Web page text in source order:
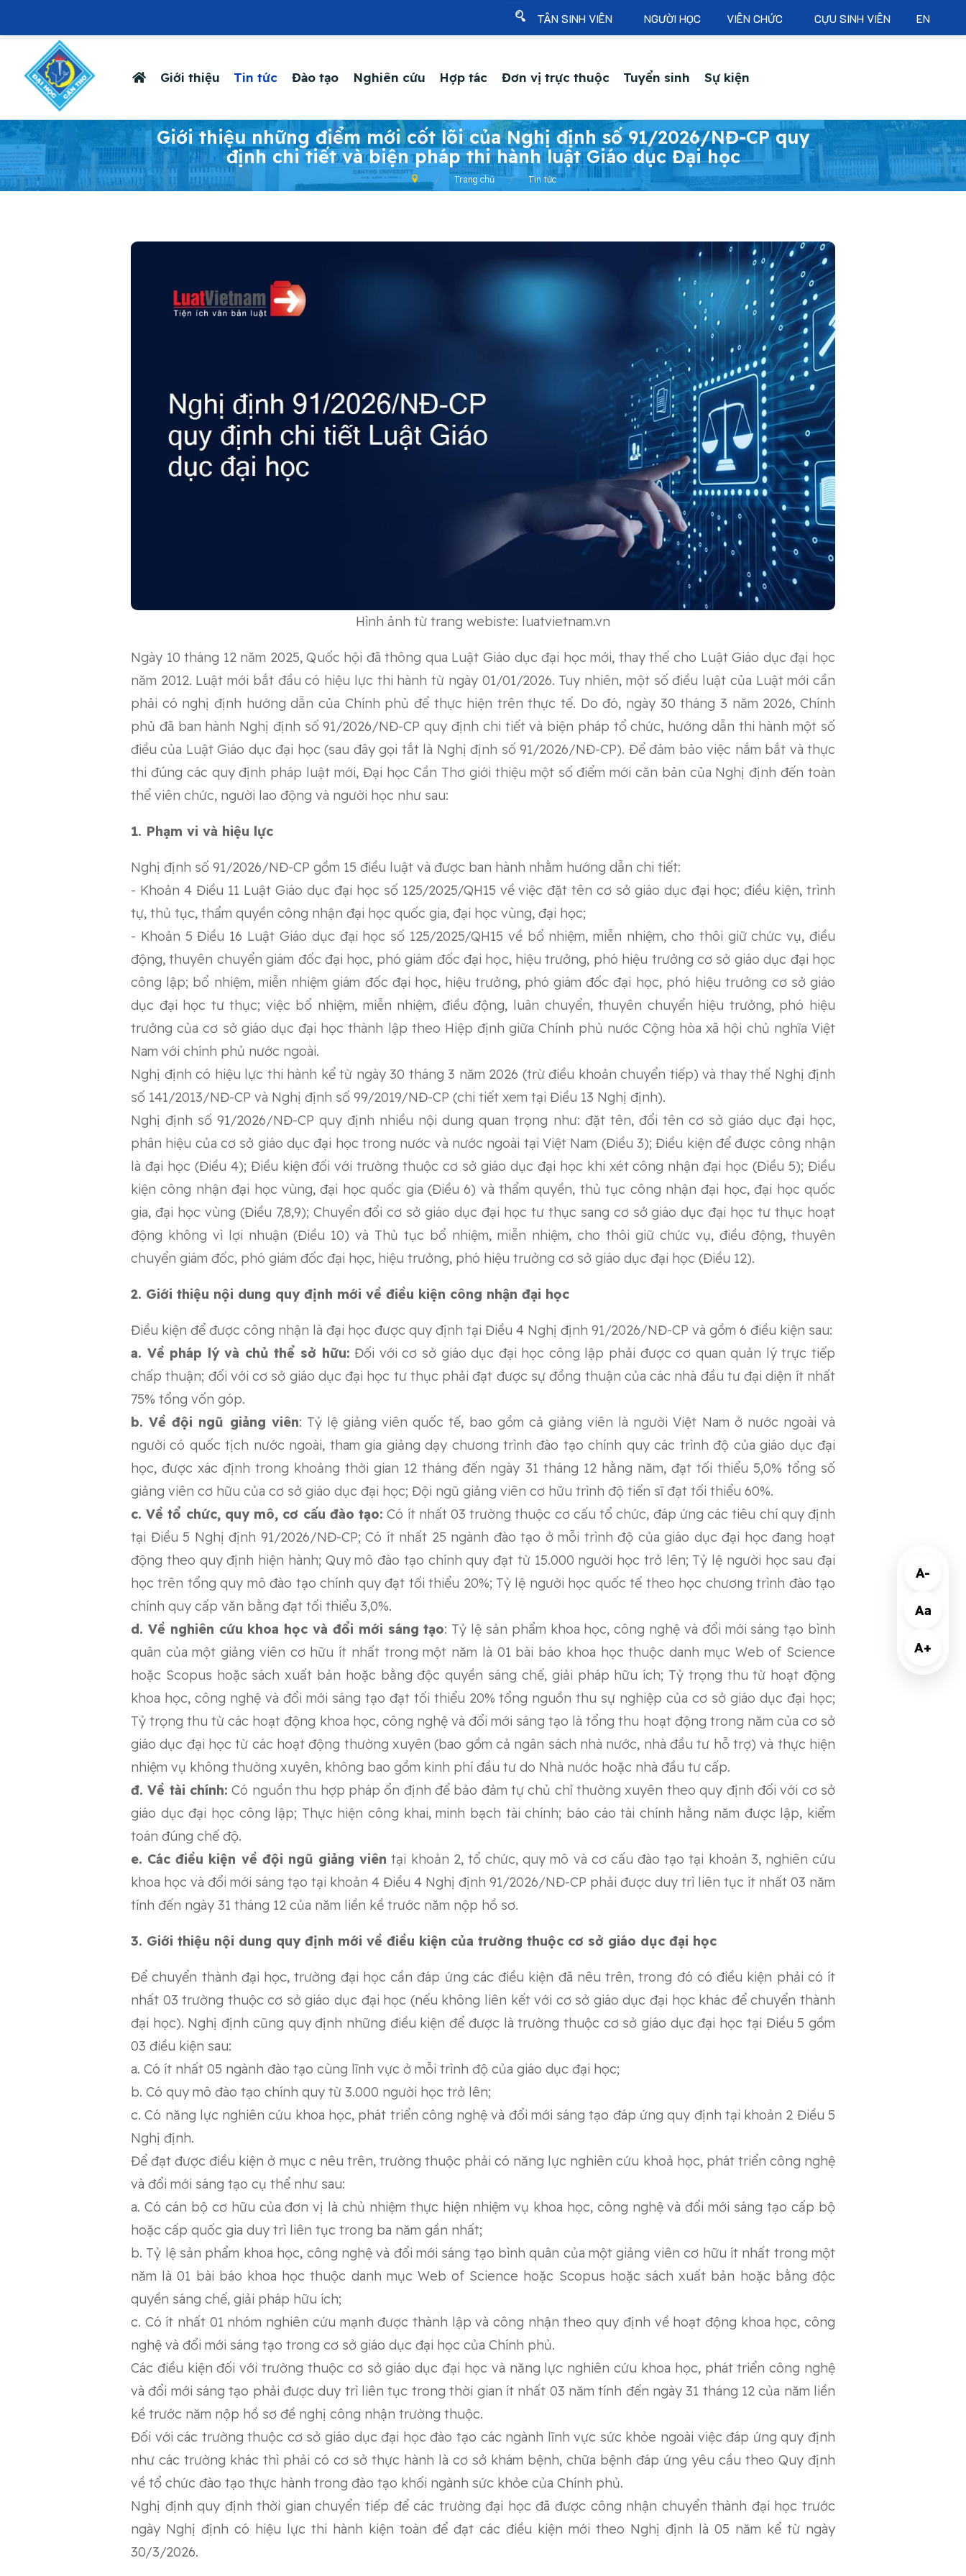
A-
Aa
A+
TÂN SINH VIÊN NGƯỜI HỌC VIÊN CHỨC CỰU SINH VIÊN EN
Giới thiệu Tin tức Đào tạo Nghiên cứu Hợp tác Đơn vị trực thuộc Tuyển sinh Sự kiện
-
Giới thiệu những điểm mới cốt lõi của Nghị định số 91/2026/NĐ-CP quy
định chi tiết và biện pháp thi hành luật Giáo dục Đại học
Trang chủ Tin tức
Hình ảnh từ trang webiste: luatvietnam.vn
Ngày 10 tháng 12 năm 2025, Quốc hội đã thông qua Luật Giáo dục đại học mới, thay thế cho Luật Giáo dục đại học
năm 2012. Luật mới bắt đầu có hiệu lực thi hành từ ngày 01/01/2026. Tuy nhiên, một số điều luật của Luật mới cần
phải có nghị định hướng dẫn của Chính phủ để thực hiện trên thực tế. Do đó, ngày 30 tháng 3 năm 2026, Chính
phủ đã ban hành Nghị định số 91/2026/NĐ-CP quy định chi tiết và biện pháp tổ chức, hướng dẫn thi hành một số
điều của Luật Giáo dục đại học (sau đây gọi tắt là Nghị định số 91/2026/NĐ-CP). Để đảm bảo việc nắm bắt và thực
thi đúng các quy định pháp luật mới, Đại học Cần Thơ giới thiệu một số điểm mới căn bản của Nghị định đến toàn
thể viên chức, người lao động và người học như sau:
1. Phạm vi và hiệu lực
Nghị định số 91/2026/NĐ-CP gồm 15 điều luật và được ban hành nhằm hướng dẫn chi tiết:
- Khoản 4 Điều 11 Luật Giáo dục đại học số 125/2025/QH15 về việc đặt tên cơ sở giáo dục đại học; điều kiện, trình
tự, thủ tục, thẩm quyền công nhận đại học quốc gia, đại học vùng, đại học;
- Khoản 5 Điều 16 Luật Giáo dục đại học số 125/2025/QH15 về bổ nhiệm, miễn nhiệm, cho thôi giữ chức vụ, điều
động, thuyên chuyển giám đốc đại học, phó giám đốc đại học, hiệu trưởng, phó hiệu trưởng cơ sở giáo dục đại học
công lập; bổ nhiệm, miễn nhiệm giám đốc đại học, hiệu trưởng, phó giám đốc đại học, phó hiệu trưởng cơ sở giáo
dục đại học tư thục; việc bổ nhiệm, miễn nhiệm, điều động, luân chuyển, thuyên chuyển hiệu trưởng, phó hiệu
trưởng của cơ sở giáo dục đại học thành lập theo Hiệp định giữa Chính phủ nước Cộng hòa xã hội chủ nghĩa Việt
Nam với chính phủ nước ngoài.
Nghị định có hiệu lực thi hành kể từ ngày 30 tháng 3 năm 2026 (trừ điều khoản chuyển tiếp) và thay thế Nghị định
số 141/2013/NĐ-CP và Nghị định số 99/2019/NĐ-CP (chi tiết xem tại Điều 13 Nghị định).
Nghị định số 91/2026/NĐ-CP quy định nhiều nội dung quan trọng như: đặt tên, đổi tên cơ sở giáo dục đại học,
phân hiệu của cơ sở giáo dục đại học trong nước và nước ngoài tại Việt Nam (Điều 3); Điều kiện để được công nhận
là đại học (Điều 4); Điều kiện đối với trường thuộc cơ sở giáo dục đại học khi xét công nhận đại học (Điều 5); Điều
kiện công nhận đại học vùng, đại học quốc gia (Điều 6) và thẩm quyền, thủ tục công nhận đại học, đại học quốc
gia, đại học vùng (Điều 7,8,9); Chuyển đổi cơ sở giáo dục đại học tư thục sang cơ sở giáo dục đại học tư thục hoạt
động không vì lợi nhuận (Điều 10) và Thủ tục bổ nhiệm, miễn nhiệm, cho thôi giữ chức vụ, điều động, thuyên
chuyển giám đốc, phó giám đốc đại học, hiệu trưởng, phó hiệu trưởng cơ sở giáo dục đại học (Điều 12).
2. Giới thiệu nội dung quy định mới về điều kiện công nhận đại học
Điều kiện để được công nhận là đại học được quy định tại Điều 4 Nghị định 91/2026/NĐ-CP và gồm 6 điều kiện sau:
a. Về pháp lý và chủ thể sở hữu: Đối với cơ sở giáo dục đại học công lập phải được cơ quan quản lý trực tiếp
chấp thuận; đối với cơ sở giáo dục đại học tư thục phải đạt được sự đồng thuận của các nhà đầu tư đại diện ít nhất
75% tổng vốn góp.
b. Về đội ngũ giảng viên: Tỷ lệ giảng viên quốc tế, bao gồm cả giảng viên là người Việt Nam ở nước ngoài và
người có quốc tịch nước ngoài, tham gia giảng dạy chương trình đào tạo chính quy các trình độ của giáo dục đại
học, được xác định trong khoảng thời gian 12 tháng đến ngày 31 tháng 12 hằng năm, đạt tối thiểu 5,0% tổng số
giảng viên cơ hữu của cơ sở giáo dục đại học; Đội ngũ giảng viên cơ hữu trình độ tiến sĩ đạt tối thiểu 60%.
c. Về tổ chức, quy mô, cơ cấu đào tạo: Có ít nhất 03 trường thuộc cơ cấu tổ chức, đáp ứng các tiêu chí quy định
tại Điều 5 Nghị định 91/2026/NĐ-CP; Có ít nhất 25 ngành đào tạo ở mỗi trình độ của giáo dục đại học đang hoạt
động theo quy định hiện hành; Quy mô đào tạo chính quy đạt từ 15.000 người học trở lên; Tỷ lệ người học sau đại
học trên tổng quy mô đào tạo chính quy đạt tối thiểu 20%; Tỷ lệ người học quốc tế theo học chương trình đào tạo
chính quy cấp văn bằng đạt tối thiểu 3,0%.
d. Về nghiên cứu khoa học và đổi mới sáng tạo: Tỷ lệ sản phẩm khoa học, công nghệ và đổi mới sáng tạo bình
quân của một giảng viên cơ hữu ít nhất trong một năm là 01 bài báo khoa học thuộc danh mục Web of Science
hoặc Scopus hoặc sách xuất bản hoặc bằng độc quyền sáng chế, giải pháp hữu ích; Tỷ trọng thu từ hoạt động
khoa học, công nghệ và đổi mới sáng tạo đạt tối thiểu 20% tổng nguồn thu sự nghiệp của cơ sở giáo dục đại học;
Tỷ trọng thu từ các hoạt động khoa học, công nghệ và đổi mới sáng tạo là tổng thu hoạt động trong năm của cơ sở
giáo dục đại học từ các hoạt động thường xuyên (bao gồm cả ngân sách nhà nước, nhà đầu tư hỗ trợ) và thực hiện
nhiệm vụ không thường xuyên, không bao gồm kinh phí đầu tư do Nhà nước hoặc nhà đầu tư cấp.
đ. Về tài chính: Có nguồn thu hợp pháp ổn định để bảo đảm tự chủ chỉ thường xuyên theo quy định đối với cơ sở
giáo dục đại học công lập; Thực hiện công khai, minh bạch tài chính; báo cáo tài chính hằng năm được lập, kiểm
toán đúng chế độ.
e. Các điều kiện về đội ngũ giảng viên tại khoản 2, tổ chức, quy mô và cơ cấu đào tạo tại khoản 3, nghiên cứu
khoa học và đổi mới sáng tạo tại khoản 4 Điều 4 Nghị định 91/2026/NĐ-CP phải được duy trì liên tục ít nhất 03 năm
tính đến ngày 31 tháng 12 của năm liền kề trước năm nộp hồ sơ.
3. Giới thiệu nội dung quy định mới về điều kiện của trường thuộc cơ sở giáo dục đại học
Để chuyển thành đại học, trường đại học cần đáp ứng các điều kiện đã nêu trên, trong đó có điều kiện phải có ít
nhất 03 trường thuộc cơ sở giáo dục đại học (nếu không liên kết với cơ sở giáo dục đại học khác để chuyển thành
đại học). Nghị định cũng quy định những điều kiện để được là trường thuộc cơ sở giáo dục đại học tại Điều 5 gồm
03 điều kiện sau:
a. Có ít nhất 05 ngành đào tạo cùng lĩnh vực ở mỗi trình độ của giáo dục đại học;
b. Có quy mô đào tạo chính quy từ 3.000 người học trở lên;
c. Có năng lực nghiên cứu khoa học, phát triển công nghệ và đổi mới sáng tạo đáp ứng quy định tại khoản 2 Điều 5
Nghị định.
Để đạt được điều kiện ở mục c nêu trên, trường thuộc phải có năng lực nghiên cứu khoả học, phát triển công nghệ
và đổi mới sáng tạo cụ thể như sau:
a. Có cán bộ cơ hữu của đơn vị là chủ nhiệm thực hiện nhiệm vụ khoa học, công nghệ và đổi mới sáng tạo cấp bộ
hoặc cấp quốc gia duy trì liên tục trong ba năm gần nhất;
b. Tỷ lệ sản phẩm khoa học, công nghệ và đổi mới sáng tạo bình quân của một giảng viên cơ hữu ít nhất trong một
năm là 01 bài báo khoa học thuộc danh mục Web of Science hoặc Scopus hoặc sách xuất bản hoặc bằng độc
quyền sáng chế, giải pháp hữu ích;
c. Có ít nhất 01 nhóm nghiên cứu mạnh được thành lập và công nhận theo quy định về hoạt động khoa học, công
nghệ và đổi mới sáng tạo trong cơ sở giáo dục đại học của Chính phủ.
Các điều kiện đối với trường thuộc cơ sở giáo dục đại học và năng lực nghiên cứu khoa học, phát triển công nghệ
và đổi mới sáng tạo phải được duy trì liên tục trong thời gian ít nhất 03 năm tính đến ngày 31 tháng 12 của năm liền
kề trước năm nộp hồ sơ đề nghị công nhận trường thuộc.
Đối với các trường thuộc cơ sở giáo dục đại học đào tạo các ngành lĩnh vực sức khỏe ngoài việc đáp ứng quy định
như các trường khác thì phải có cơ sở thực hành là cơ sở khám bệnh, chữa bệnh đáp ứng yêu cầu theo Quy định
về tổ chức đào tạo thực hành trong đào tạo khối ngành sức khỏe của Chính phủ.
Nghị định quy định thời gian chuyển tiếp để các trường đại học đã được công nhận chuyển thành đại học trước
ngày Nghị định có hiệu lực thi hành kiện toàn để đạt các điều kiện mới theo Nghị định là 05 năm kể từ ngày
30/3/2026.